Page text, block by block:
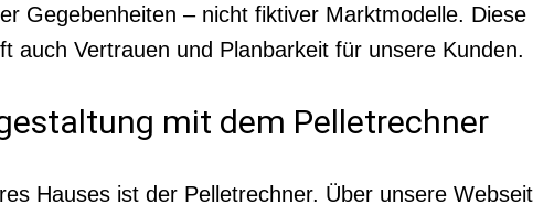
Gegebenheiten – nicht fiktiver Marktmodelle.
auch Vertrauen und Planbarkeit für unsere Kunden.
mit dem Pelletrechner
Hauses ist der Pelletrechner. Über unsere